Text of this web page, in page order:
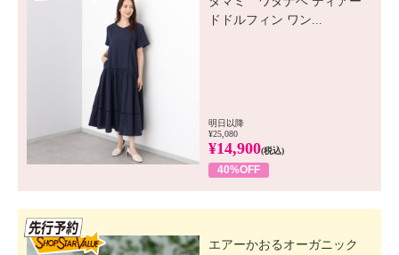
ドドルフィン ワン...
明日以降
¥25,080
¥14,900(税込)
40%OFF
エアーかおるオーガニック